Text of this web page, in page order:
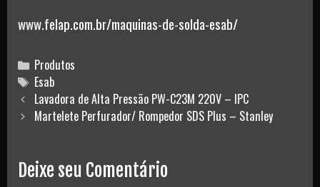
www.felap.com.br/maquinas-de-solda-esab/
Categories
Produtos
Tags
Esab
Post
navigation
Lavadora de Alta Pressão PW-C23M 220V – IPC
Martelete Perfurador/ Rompedor SDS Plus – Stanley
Deixe seu Comentário